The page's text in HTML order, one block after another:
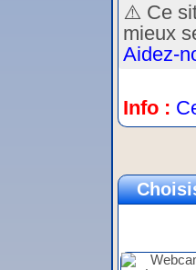
⚠️ Ce
mieux
Aidez-
Info :